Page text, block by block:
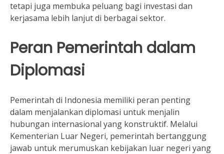
tetapi juga membuka peluang bagi investasi dan
kerjasama lebih lanjut di berbagai sektor.
Peran Pemerintah dalam
Diplomasi
Pemerintah di Indonesia memiliki peran penting
dalam menjalankan diplomasi untuk menjalin
hubungan internasional yang konstruktif. Melalui
Kementerian Luar Negeri, pemerintah bertanggung
jawab untuk merumuskan kebijakan luar negeri yang